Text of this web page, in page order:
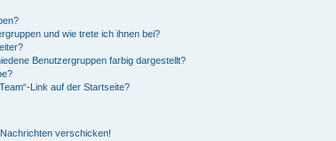
und wie trete ich ihnen bei?
Benutzergruppen farbig dargestellt?
Link auf der Startseite?
verschicken!